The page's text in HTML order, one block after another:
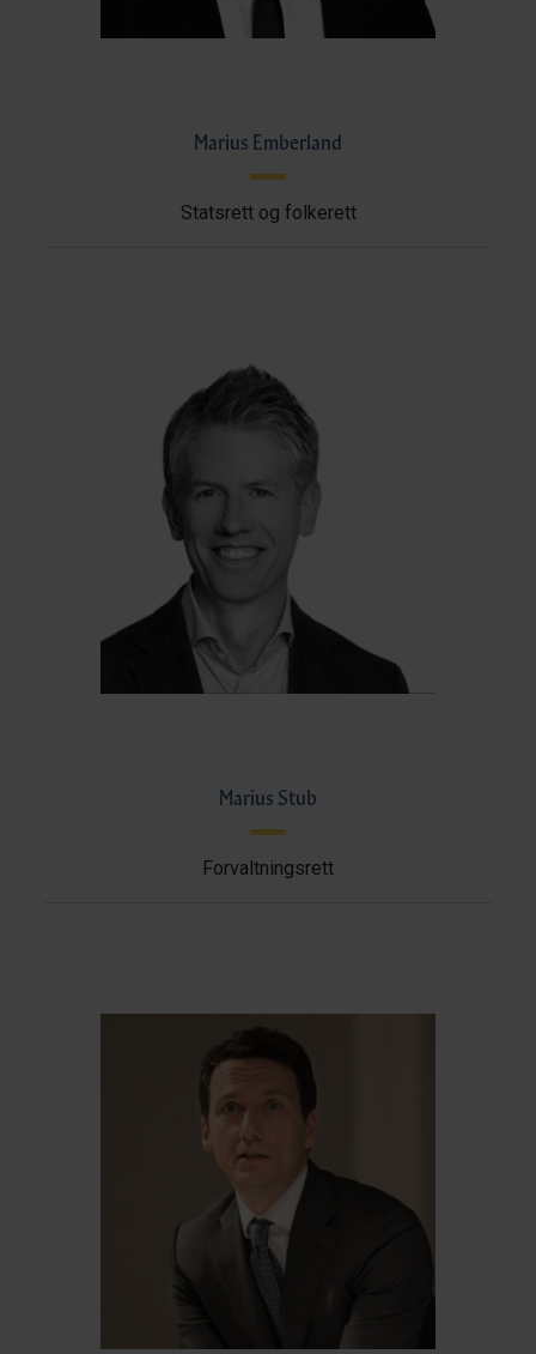
Marius Emberland
Statsrett og folkerett
Marius Stub
Forvaltningsrett